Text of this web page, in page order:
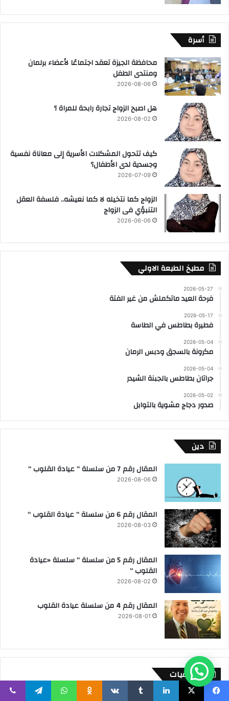
أسرة
محافظة الجيزة تعقد اجتماعًا لأعضاء برلمان
ومنتدى الطفل
2026-08-06
هل اصبح الزواج تجارة رابحة للمراة ؟
2026-08-02
كيف تتحول المشكلات الأسرية إلى معاناة نفسية
وجسدية لدى الأطفال؟
2026-07-09
الزواج كما نتخيله لا كما نعيشه.. فلسفة العقل
التنبؤي فى الزواج
2026-06-06
مطبخ الطبعة الاولي
2026-05-27
فرحة العيد ماتكملش من غير الفتة
2026-05-17
فطيرة بطاطس في الطاسة
2026-05-04
مكرونة بالسجق ودبس الرمان
2026-05-04
جراتان بطاطس بالجبنة الشيدر
2026-05-02
صدور دجاج مشوية بالتوابل
دين
المقال رقم 7 من سلسلة ” عيادة القلوب “
2026-08-06
المقال رقم 6 من سلسلة ” عيادة القلوب “
2026-08-03
المقال رقم 5 من سلسلة ” سلسلة «عيادة
القلوب “
2026-08-02
المقال رقم 4 من سلسلة عيادة القلوب
2026-08-01
اجتماعيات
تحمل المسؤولية.. الطريق الحقيقي لبناء